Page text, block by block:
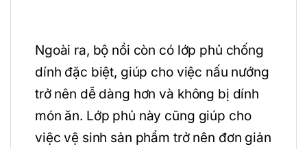
Ngoài ra, bộ nồi còn có lớp phủ chống
dính đặc biệt, giúp cho việc nấu nướng
trở nên dễ dàng hơn và không bị dính
món ăn. Lớp phủ này cũng giúp cho
việc vệ sinh sản phẩm trở nên đơn giản